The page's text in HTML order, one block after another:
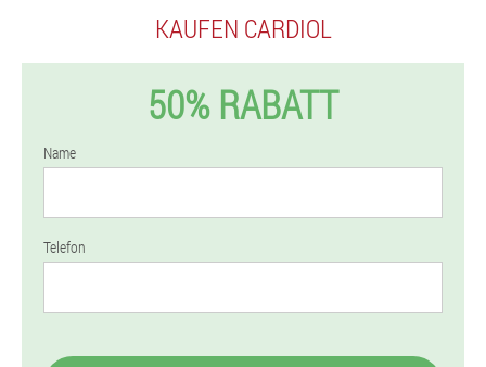
KAUFEN CARDIOL
50% RABATT
Name
Telefon